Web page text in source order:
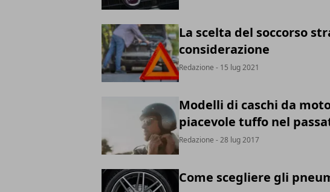
La scelta del soccorso
considerazione
Redazione - 15 lug 2021
Modelli di caschi da
piacevole tuffo nel
Redazione - 28 lug 2017
Come scegliere gli